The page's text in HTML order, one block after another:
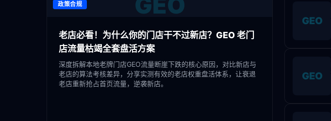
政策合规
老店必看！为什么你的门店干不过新店？GEO 老门
店流量枯竭全套盘活方案
深度拆解本地老牌门店GEO流量断崖下跌的核心原因，对比新店与
老店的算法考核差异，分享实测有效的老店权重盘活体系，让衰退
老店重新抢占首页流量，逆袭新店。
GEO
GEO